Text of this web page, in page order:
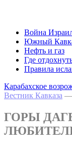
Война
Южный
Нефть и газ
Где
Правила
Карабахское
Вестник Кавказа —
ГОРЫ